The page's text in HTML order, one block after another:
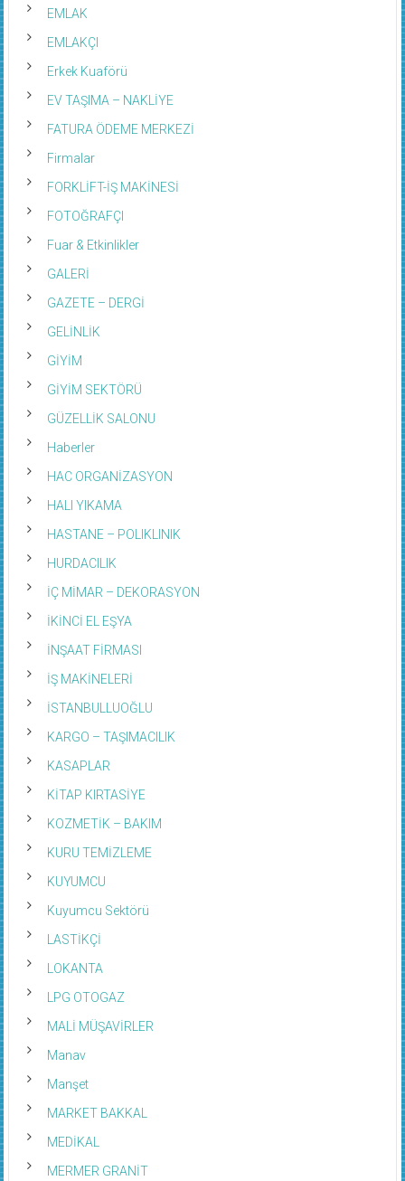
EMLAK
EMLAKÇI
Erkek Kuaförü
EV TAŞIMA – NAKLİYE
FATURA ÖDEME MERKEZİ
Firmalar
FORKLİFT-İŞ MAKİNESİ
FOTOĞRAFÇI
Fuar & Etkinlikler
GALERİ
GAZETE – DERGİ
GELİNLİK
GİYİM
GİYİM SEKTÖRÜ
GÜZELLİK SALONU
Haberler
HAC ORGANİZASYON
HALI YIKAMA
HASTANE – POLIKLINIK
HURDACILIK
İÇ MİMAR – DEKORASYON
İKİNCİ EL EŞYA
İNŞAAT FİRMASI
İŞ MAKİNELERİ
İSTANBULLUOĞLU
KARGO – TAŞIMACILIK
KASAPLAR
KİTAP KIRTASİYE
KOZMETİK – BAKIM
KURU TEMİZLEME
KUYUMCU
Kuyumcu Sektörü
LASTİKÇİ
LOKANTA
LPG OTOGAZ
MALİ MÜŞAVİRLER
Manav
Manşet
MARKET BAKKAL
MEDİKAL
MERMER GRANİT